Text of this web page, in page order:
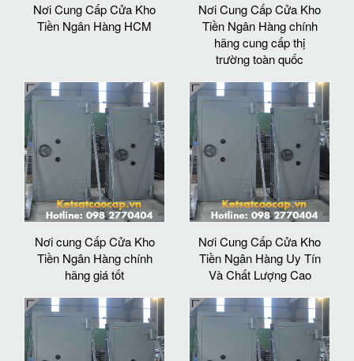
Nơi Cung Cấp Cửa Kho
Tiền Ngân Hàng HCM
Nơi Cung Cấp Cửa Kho
Tiền Ngân Hàng chính
hãng cung cấp thị
trường toàn quốc
Nơi cung Cấp Cửa Kho
Tiền Ngân Hàng chính
hãng giá tốt
Nơi Cung Cấp Cửa Kho
Tiền Ngân Hàng Uy Tín
Và Chất Lượng Cao